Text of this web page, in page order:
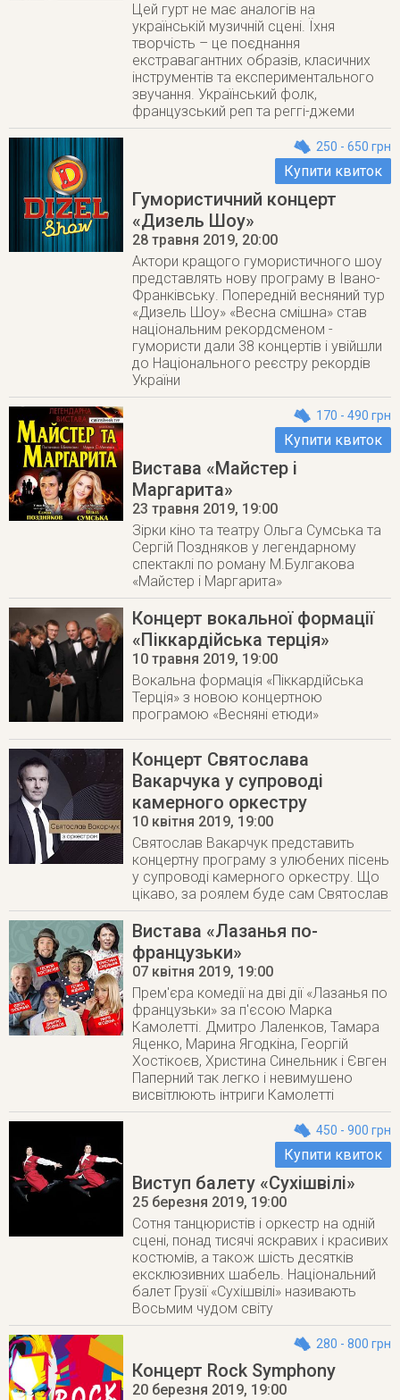
Цей гурт не має аналогів на
українській музичній сцені. Їхня
творчість – це поєднання
екстравагантних образів, класичних
інструментів та експериментального
звучання. Український фолк,
французський реп та реггі-джеми
250 - 650 грн
Купити квиток
Гумористичний концерт
«Дизель Шоу»
28 травня 2019, 20:00
Актори кращого гумористичного шоу
представлять нову програму в Івано-
Франківську. Попередній весняний тур
«Дизель Шоу» «Весна смішна» став
національним рекордсменом -
гумористи дали 38 концертів і увійшли
до Національного реєстру рекордів
України
170 - 490 грн
Купити квиток
Вистава «Майстер і
Маргарита»
23 травня 2019, 19:00
Зірки кіно та театру Ольга Сумська та
Сергій Поздняков у легендарному
спектаклі по роману М.Булгакова
«Майстер і Маргарита»
Концерт вокальної формації
«Піккардійська терція»
10 травня 2019, 19:00
Вокальна формація «Піккардійська
Терція» з новою концертною
програмою «Весняні етюди»
Концерт Святослава
Вакарчука у супроводі
камерного оркестру
10 квітня 2019, 19:00
Святослав Вакарчук представить
концертну програму з улюбених пісень
у супроводі камерного оркестру. Що
цікаво, за роялем буде сам Святослав
Вистава «Лазанья по-
французьки»
07 квітня 2019, 19:00
Прем'єра комедії на дві дії «Лазанья по
французьки» за п'єсою Марка
Камолетті. Дмитро Лаленков, Тамара
Яценко, Марина Ягодкіна, Георгій
Хостікоєв, Христина Синельник і Євген
Паперний так легко і невимушено
висвітлюють інтриги Камолетті
450 - 900 грн
Купити квиток
Виступ балету «Сухішвілі»
25 березня 2019, 19:00
Сотня танцюристів і оркестр на одній
сцені, понад тисячі яскравих і красивих
костюмів, а також шість десятків
ексклюзивних шабель. Національний
балет Грузії «Сухішвілі» називають
Восьмим чудом світу
280 - 800 грн
Концерт Rock Symphony
20 березня 2019, 19:00